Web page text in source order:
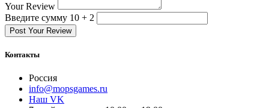
Your Review
Введите сумму 10 + 2
Post Your Review
Контакты
Россия
info@mopsgames.ru
Наш VK